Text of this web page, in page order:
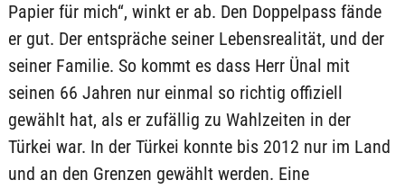
Papier für mich“, winkt er ab. Den Doppelpass fände
er gut. Der entspräche seiner Lebensrealität, und der
seiner Familie. So kommt es dass Herr Ünal mit
seinen 66 Jahren nur einmal so richtig offiziell
gewählt hat, als er zufällig zu Wahlzeiten in der
Türkei war. In der Türkei konnte bis 2012 nur im Land
und an den Grenzen gewählt werden. Eine